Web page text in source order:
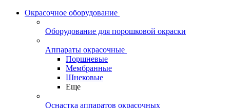
Окрасочное оборудование
Оборудование для порошковой окраски
Аппараты окрасочные
Поршневые
Мембранные
Шнековые
Еще
Оснастка аппаратов окрасочных